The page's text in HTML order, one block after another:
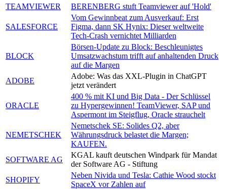
TEAMVIEWER
BERENBERG stuft Teamviewer auf 'Hold'
SALESFORCE
Vom Gewinnbeat zum Ausverkauf: Erst
Figma, dann SK Hynix: Dieser weltweite
Tech-Crash vernichtet Milliarden
BLOCK
Börsen-Update zu Block: Beschleunigtes
Umsatzwachstum trifft auf anhaltenden Druck
auf die Margen
ADOBE
Adobe: Was das XXL-Plugin in ChatGPT
jetzt verändert
ORACLE
400 % mit KI und Big Data - Der Schlüssel
zu Hypergewinnen! TeamViewer, SAP und
Aspermont im Steigflug, Oracle strauchelt
NEMETSCHEK
Nemetschek SE: Solides Q2, aber
Währungsdruck belastet die Margen;
KAUFEN.
SOFTWARE AG
KGAL kauft deutschen Windpark für Mandat
der Software AG - Stiftung
SHOPIFY
Neben Nivida und Tesla: Cathie Wood stockt
SpaceX vor Zahlen auf